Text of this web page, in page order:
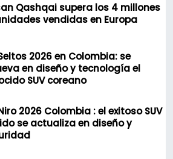
Qashqai supera los 4 millones
vendidas en Europa
2026 en Colombia: se
en diseño y tecnología el
SUV coreano
2026 Colombia : el exitoso SUV
se actualiza en diseño y